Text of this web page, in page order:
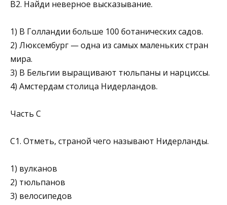
В2. Найди неверное высказывание.
1) В Голландии больше 100 ботанических садов.
2) Люксембург — одна из самых маленьких стран
мира.
3) В Бельгии выращивают тюльпаны и нарциссы.
4) Амстердам столица Нидерландов.
Часть С
С1. Отметь, страной чего называют Нидерланды.
1) вулканов
2) тюльпанов
3) велосипедов